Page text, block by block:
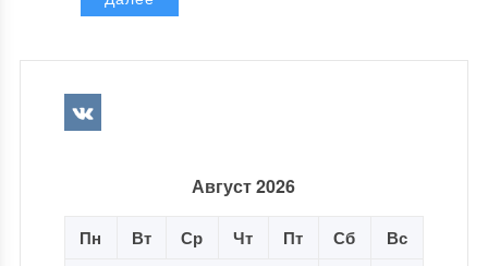
Август 2026
Пн Вт Ср Чт Пт Сб Вс